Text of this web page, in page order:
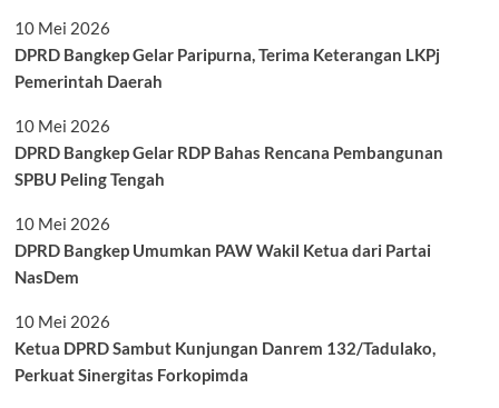
10 Mei 2026
DPRD Bangkep Gelar Paripurna, Terima Keterangan LKPj
Pemerintah Daerah
10 Mei 2026
DPRD Bangkep Gelar RDP Bahas Rencana Pembangunan
SPBU Peling Tengah
10 Mei 2026
DPRD Bangkep Umumkan PAW Wakil Ketua dari Partai
NasDem
10 Mei 2026
Ketua DPRD Sambut Kunjungan Danrem 132/Tadulako,
Perkuat Sinergitas Forkopimda